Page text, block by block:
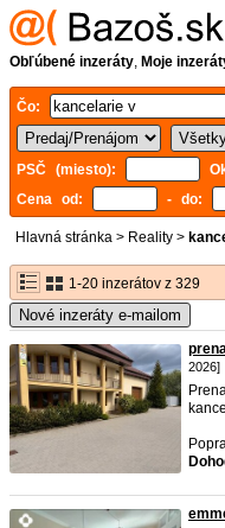
Obľúbené inzeráty, Moje
Čo:
PSČ (miesto):
Cena od:
- do:
Hlavná stránka > Reality >
1-20 inzerátov z 329
Nové inzeráty e-mailom
2026]